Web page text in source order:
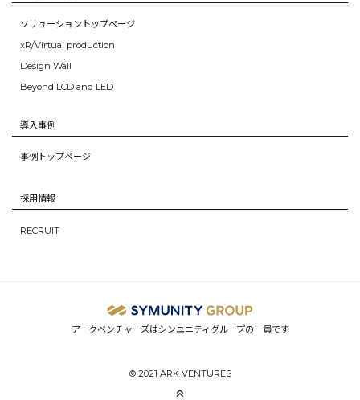
ソリューショントップページ
xR/Virtual production
Design Wall
Beyond LCD and LED
導入事例
事例トップページ
採用情報
RECRUIT
アークベンチャーズはシンユニティグループの一員です
© 2021 ARK VENTURES